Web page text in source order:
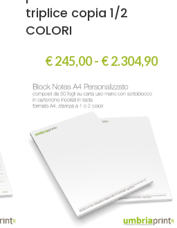
triplice copia 1/2
COLORI
€245,00- €2.304,90